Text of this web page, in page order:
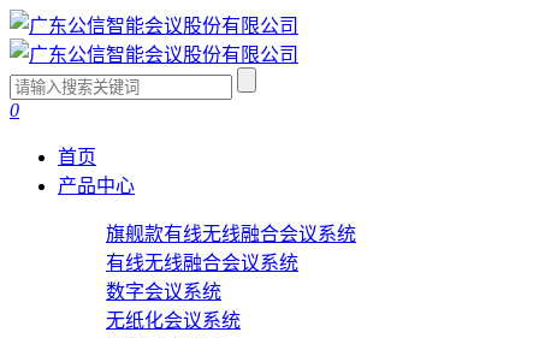
0
首页
产品中心
旗舰款有线无线融合会议系统
有线无线融合会议系统
数字会议系统
无纸化会议系统